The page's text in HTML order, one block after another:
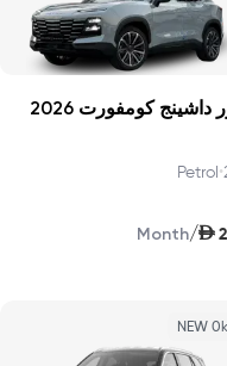
داشينج كومفورت 2026
•
Petrol
AED
/
Month
NEW